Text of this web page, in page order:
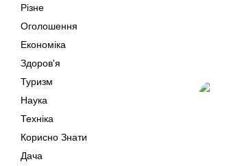
Різне
Оголошення
Економіка
Здоров'я
Туризм
Наука
Техніка
Корисно Знати
Дача